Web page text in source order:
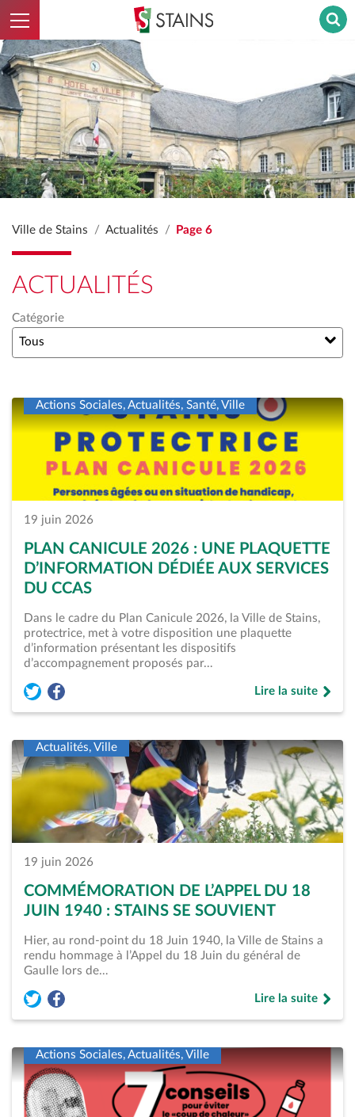
Ouvrir le menu Stains - Retour à l'accueil
Ville de Stains Actualités Page 6
ACTUALITÉS
Catégorie
Actions Sociales, Actualités, Santé, Ville
19 juin 2026
PLAN CANICULE 2026 : UNE PLAQUETTE
D’INFORMATION DÉDIÉE AUX SERVICES
DU CCAS
Dans le cadre du Plan Canicule 2026, la Ville de Stains,
protectrice, met à votre disposition une plaquette
d’information présentant les dispositifs
d’accompagnement proposés par…
Partager l'article « Plan Canicule 2026 : une plaquette
Partager l'article « Plan Canicule 2026 : une plaquette
Lire la suite
de « Plan
Actualités, Ville
19 juin 2026
COMMÉMORATION DE L’APPEL DU 18
JUIN 1940 : STAINS SE SOUVIENT
Hier, au rond-point du 18 Juin 1940, la Ville de Stains a
rendu hommage à l’Appel du 18 Juin du général de
Gaulle lors de…
Partager l'article « Commémoration de l’Appel du 18 Juin
Partager l'article « Commémoration de l’Appel du 18
Lire la suite
de «
Actions Sociales, Actualités, Ville